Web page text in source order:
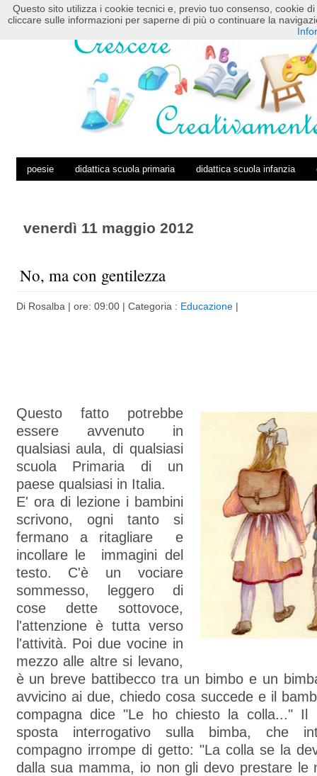
HOME POSTS RSS COMMENTS RSS
poesie didattica scuola primaria didattica scuola infanzia
venerdì 11 maggio 2012
No, ma con gentilezza
Di Rosalba | ore: 09:00 | Categoria : Educazione |
Questo fatto potrebbe
essere avvenuto in
qualsiasi aula, di qualsiasi
scuola Primaria di un
paese qualsiasi in Italia.
E' ora di lezione i bambini
scrivono, ogni tanto si
fermano a ritagliare e
incollare le immagini del
testo. C'è un vociare
sommesso, leggero di
cose dette sottovoce,
l'attenzione è tutta verso
l'attività. Poi due vocine in
mezzo alle altre si levano,
è un breve battibecco tra un bimbo e un
avvicino ai due, chiedo cosa succede e il
compagna dice "Le ho chiesto la colla..." Il
sposta interrogativo sulla bimba, che
compagno irrompe di getto: "La colla se la
dalla sua mamma, io non gli devo prestare le
Questo sito utilizza i cookie tecnici e, previo tuo consenso, cookie
cliccare sulle informazioni per saperne di più o continuare la